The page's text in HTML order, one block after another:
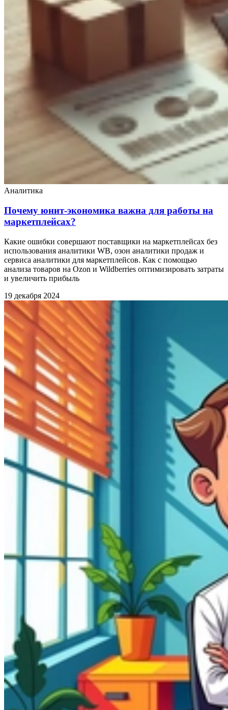
Аналитика
Почему юнит-экономика важна для работы на
маркетплейсах?
Какие ошибки совершают поставщики на маркетплейсах без
использования аналитики WB, озон аналитики продаж и
сервиса аналитики для маркетплейсов. Как с помощью
анализа товаров на Ozon и Wildberries оптимизировать затраты
и увеличить прибыль
19 декабря 2024